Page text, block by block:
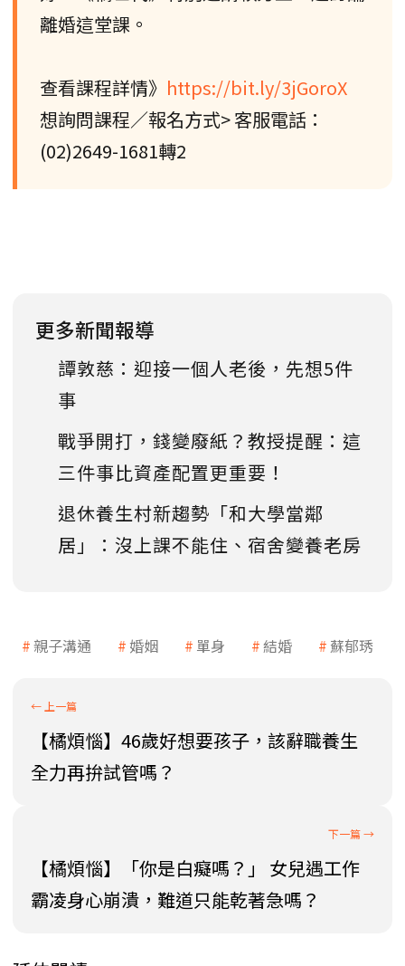
離婚這堂課。
查看課程詳情》 https://bit.ly/3jGoroX
想詢問課程／報名方式> 客服電話：
(02)2649-1681轉2
更多新聞報導
譚敦慈：迎接一個人老後，先想5件
事
戰爭開打，錢變廢紙？教授提醒：這
三件事比資產配置更重要！
退休養生村新趨勢「和大學當鄰
居」：沒上課不能住、宿舍變養老房
親子溝通 婚姻 單身 結婚 蘇郁琇
【橘煩惱】46歲好想要孩子，該辭職養生
全力再拚試管嗎？
【橘煩惱】「你是白癡嗎？」 女兒遇工作
霸凌身心崩潰，難道只能乾著急嗎？